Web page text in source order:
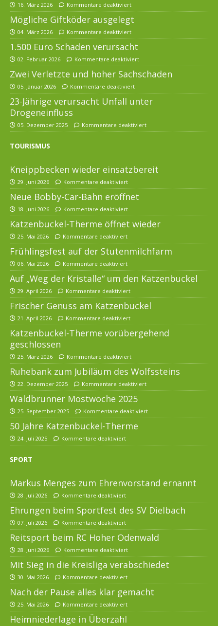
16. März 2026 Kommentare deaktiviert
Mögliche Giftköder ausgelegt
04. März 2026 Kommentare deaktiviert
1.500 Euro Schaden verursacht
02. Februar 2026 Kommentare deaktiviert
Zwei Verletzte und hoher Sachschaden
05. Januar 2026 Kommentare deaktiviert
23-Jährige verursacht Unfall unter
Drogeneinfluss
05. Dezember 2025 Kommentare deaktiviert
TOURISMUS
Kneippbecken wieder einsatzbereit
29. Juni 2026 Kommentare deaktiviert
Neue Bobby-Car-Bahn eröffnet
18. Juni 2026 Kommentare deaktiviert
Katzenbuckel-Therme öffnet wieder
25. Mai 2026 Kommentare deaktiviert
Frühlingsfest auf der Stutenmilchfarm
06. Mai 2026 Kommentare deaktiviert
Auf „Weg der Kristalle“ um den Katzenbuckel
29. April 2026 Kommentare deaktiviert
Frischer Genuss am Katzenbuckel
21. April 2026 Kommentare deaktiviert
Katzenbuckel-Therme vorübergehend
geschlossen
25. März 2026 Kommentare deaktiviert
Ruhebank zum Jubiläum des Wolfssteins
22. Dezember 2025 Kommentare deaktiviert
Waldbrunner Mostwoche 2025
25. September 2025 Kommentare deaktiviert
50 Jahre Katzenbuckel-Therme
24. Juli 2025 Kommentare deaktiviert
SPORT
Markus Menges zum Ehrenvorstand ernannt
28. Juli 2026 Kommentare deaktiviert
Ehrungen beim Sportfest des SV Dielbach
07. Juli 2026 Kommentare deaktiviert
Reitsport beim RC Hoher Odenwald
28. Juni 2026 Kommentare deaktiviert
Mit Sieg in die Kreisliga verabschiedet
30. Mai 2026 Kommentare deaktiviert
Nach der Pause alles klar gemacht
25. Mai 2026 Kommentare deaktiviert
Heimniederlage in Überzahl